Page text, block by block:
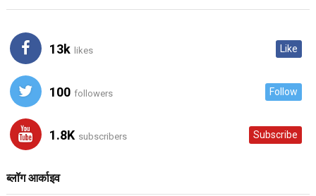
13k likes Like
100 followers Follow
1.8K subscribers Subscribe
ब्लॉग आर्काइव